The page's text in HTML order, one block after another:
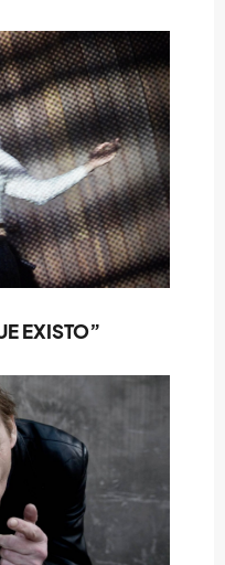
EXISTO”